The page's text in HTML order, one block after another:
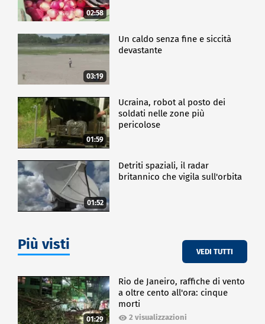
02:58
03:19
Un caldo senza fine e siccità
devastante
01:59
Ucraina, robot al posto dei
soldati nelle zone più
pericolose
01:52
Detriti spaziali, il radar
britannico che vigila sull'orbita
Più visti VEDI TUTTI
01:29
Rio de Janeiro, raffiche di vento
a oltre cento all'ora: cinque
morti
2 visualizzazioni